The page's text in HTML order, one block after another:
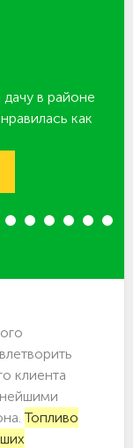
дачу в районе
как
15 16 17 18 19 20
клиента
Топливо